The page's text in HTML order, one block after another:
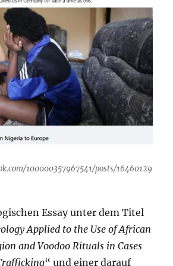
100000357967541/posts/16460129
Essay unter dem Titel
Applied to the Use of African
and Voodoo Rituals in Cases
“ und einer darauf